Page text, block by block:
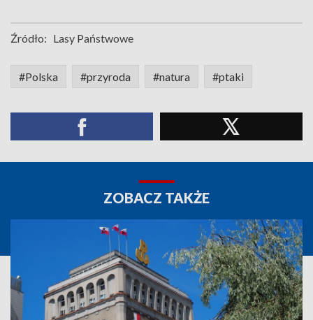
Źródło: Lasy Państwowe
#Polska #przyroda #natura #ptaki
ZOBACZ TAKŻE